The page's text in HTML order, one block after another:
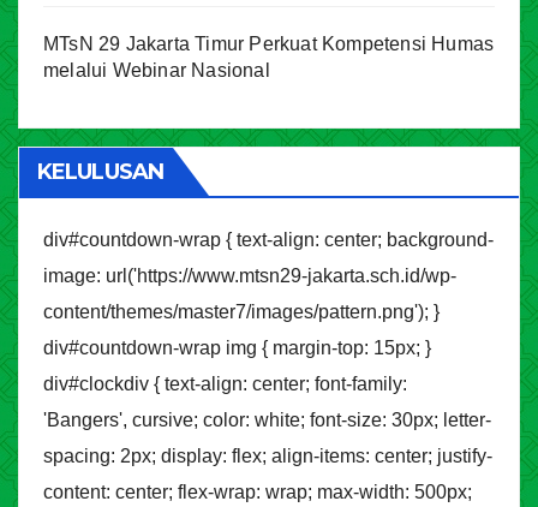
MTsN 29 Jakarta Timur Perkuat Kompetensi Humas
melalui Webinar Nasional
KELULUSAN
div#countdown-wrap { text-align: center; background-
image: url('https://www.mtsn29-jakarta.sch.id/wp-
content/themes/master7/images/pattern.png'); }
div#countdown-wrap img { margin-top: 15px; }
div#clockdiv { text-align: center; font-family:
'Bangers', cursive; color: white; font-size: 30px; letter-
spacing: 2px; display: flex; align-items: center; justify-
content: center; flex-wrap: wrap; max-width: 500px;